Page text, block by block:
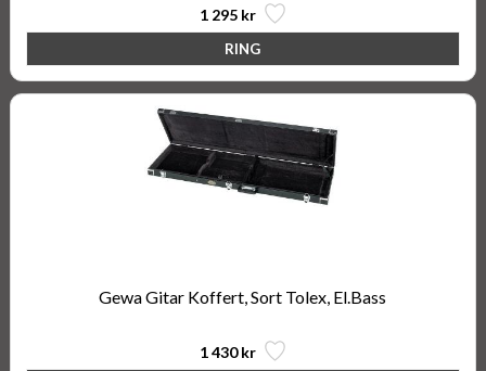
1 295 kr
Gewa Gitar Koffert, Sort Tolex, El.Bass
1 430 kr